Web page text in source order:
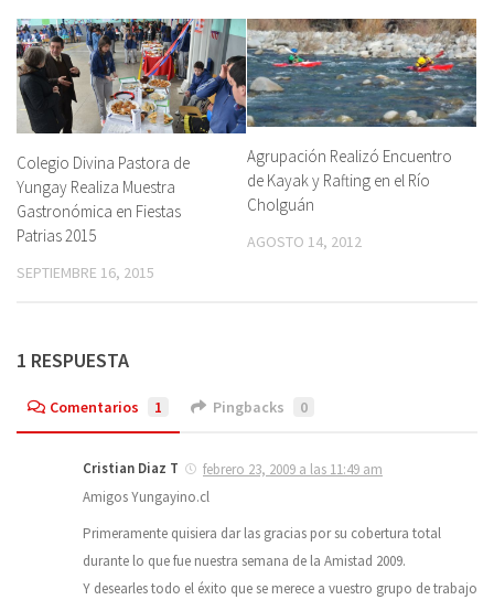
Colegio Divina Pastora de
Yungay Realiza Muestra
Gastronómica en Fiestas
Patrias 2015
SEPTIEMBRE 16, 2015
Agrupación Realizó Encuentro
de Kayak y Rafting en el Río
Cholguán
AGOSTO 14, 2012
1 RESPUESTA
Comentarios 1 Pingbacks 0
Cristian Diaz T
febrero 23, 2009 a las 11:49 am
Amigos Yungayino.cl
Primeramente quisiera dar las gracias por su cobertura total
durante lo que fue nuestra semana de la Amistad 2009.
Y desearles todo el éxito que se merece a vuestro grupo de trabajo